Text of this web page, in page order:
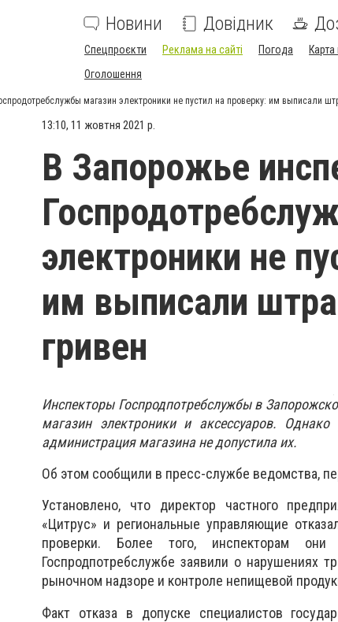
Новини Довідник
Спецпроєкти Реклама на сайті Погода Карта
Оголошення
магазин электроники не пустил на проверку: им выписали
13:10, 11 жовтня 2021 р.
В Запорожье
электроники не
им выписали
гривен
Инспекторы Госпродпотребслужбы в
магазин электроники и аксессуаров.
администрация магазина не допустила их.
Об этом сообщили в пресс-службе ведомства,
Установлено, что директор частного
«Цитрус» и региональные управляющие
проверки. Более того, инспекторам
Госпродпотребслужбе заявили о нарушениях
рыночном надзоре и контроле непищевой
Факт отказа в допуске специалистов